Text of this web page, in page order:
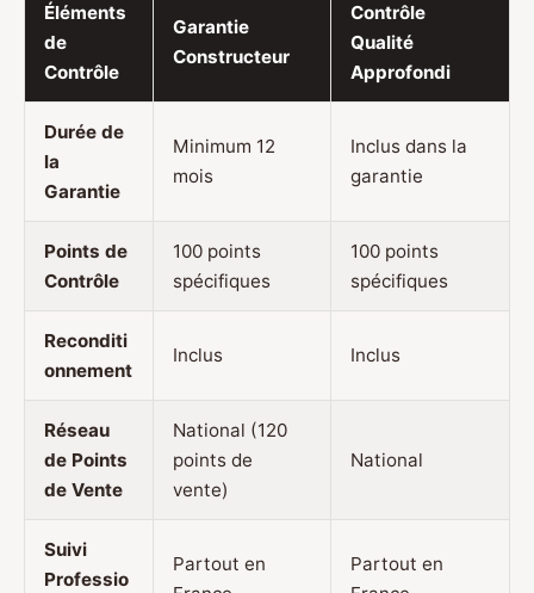
Éléments
de
Contrôle
Garantie
Constructeur
Contrôle
Qualité
Approfondi
Durée de
la
Garantie
Minimum 12
mois
Inclus dans la
garantie
Points de
Contrôle
100 points
spécifiques
100 points
spécifiques
Reconditi
onnement
Inclus Inclus
Réseau
de Points
de Vente
National (120
points de
vente)
National
Suivi
Professio
Partout en
Partout en